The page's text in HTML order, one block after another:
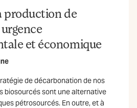
production de
et économique
de décarbonation de nos
biosourcés sont une alternative
pétrosourcés. En outre, et à